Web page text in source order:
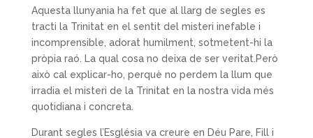
Aquesta llunyania ha fet que al llarg de segles es
tracti la Trinitat en el sentit del misteri inefable i
incomprensible, adorat humilment, sotmetent-hi la
pròpia raó. La qual cosa no deixa de ser veritat.Però
això cal explicar-ho, perquè no perdem la llum que
irradia el misteri de la Trinitat en la nostra vida més
quotidiana i concreta.
Durant segles l’Església va creure en Déu Pare, Fill i